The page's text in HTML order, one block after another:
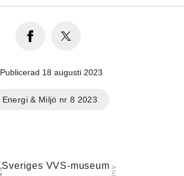
Publicerad 18 augusti 2023
Energi & Miljö nr 8 2023